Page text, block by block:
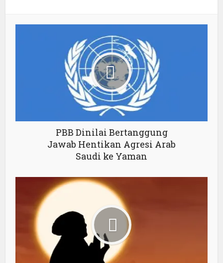
PBB Dinilai Bertanggung
Jawab Hentikan Agresi Arab
Saudi ke Yaman